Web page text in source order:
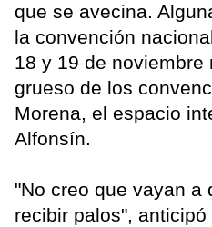
que se avecina.
la convención
18 y 19 de noviembre
grueso de los
Morena, el espacio
Alfonsín.
"No creo que vayan a
recibir palos",